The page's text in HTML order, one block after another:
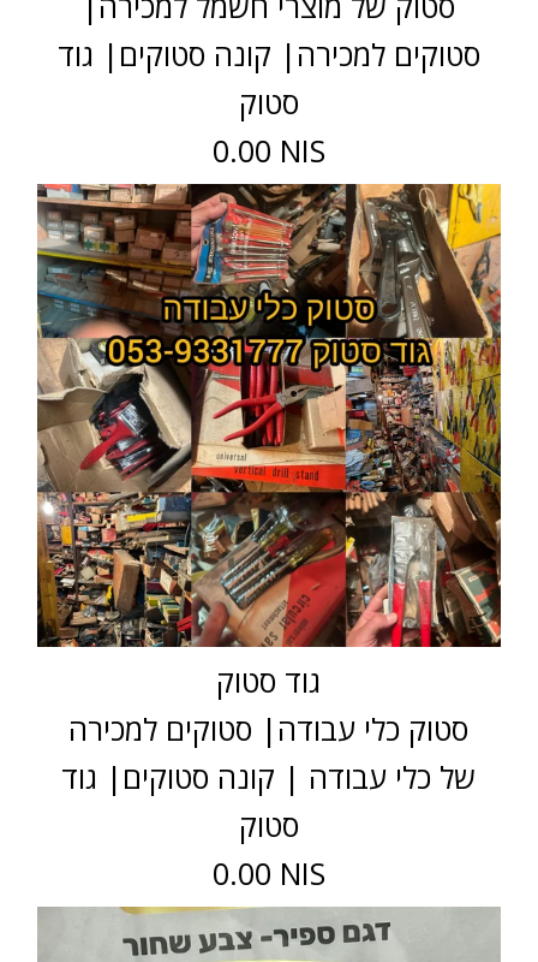
סטוקים למכירה| קונה סטוקים| גוד
סטוק
0.00 NIS
גוד סטוק
סטוק כלי עבודה| סטוקים למכירה
של כלי עבודה | קונה סטוקים| גוד
סטוק
0.00 NIS